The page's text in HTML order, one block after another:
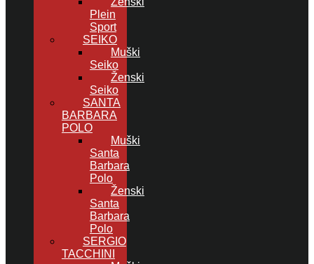
Plein
Sport
SEIKO
Muški
Seiko
Ženski
Seiko
SANTA
BARBARA
POLO
Muški
Santa
Barbara
Polo
Ženski
Santa
Barbara
Polo
SERGIO
TACCHINI